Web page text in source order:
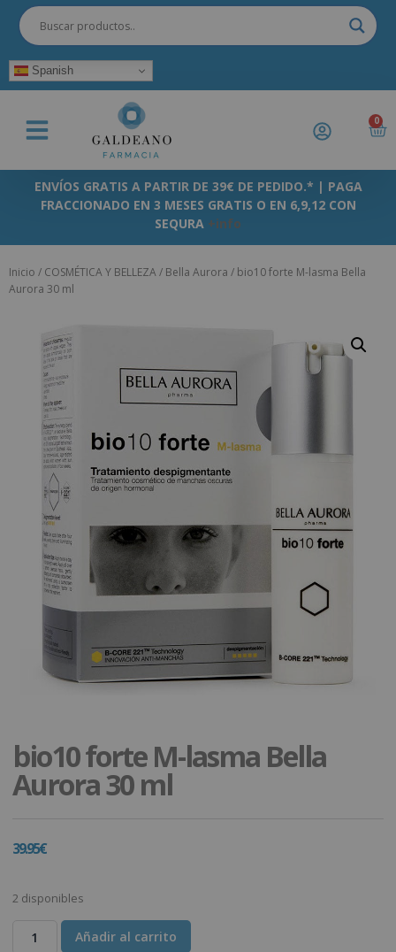
Spanish
0
ENVÍOS GRATIS A PARTIR DE 39€ DE PEDIDO.* | PAGA
FRACCIONADO EN 3 MESES GRATIS O EN 6,9,12 CON
SEQURA +info
Inicio / COSMÉTICA Y BELLEZA/ Bella Aurora / bio10 forte M-lasma Bella
Aurora 30 ml
bio10 forte M-lasma Bella
Aurora 30 ml
39.95€
2 disponibles
Añadir al carrito